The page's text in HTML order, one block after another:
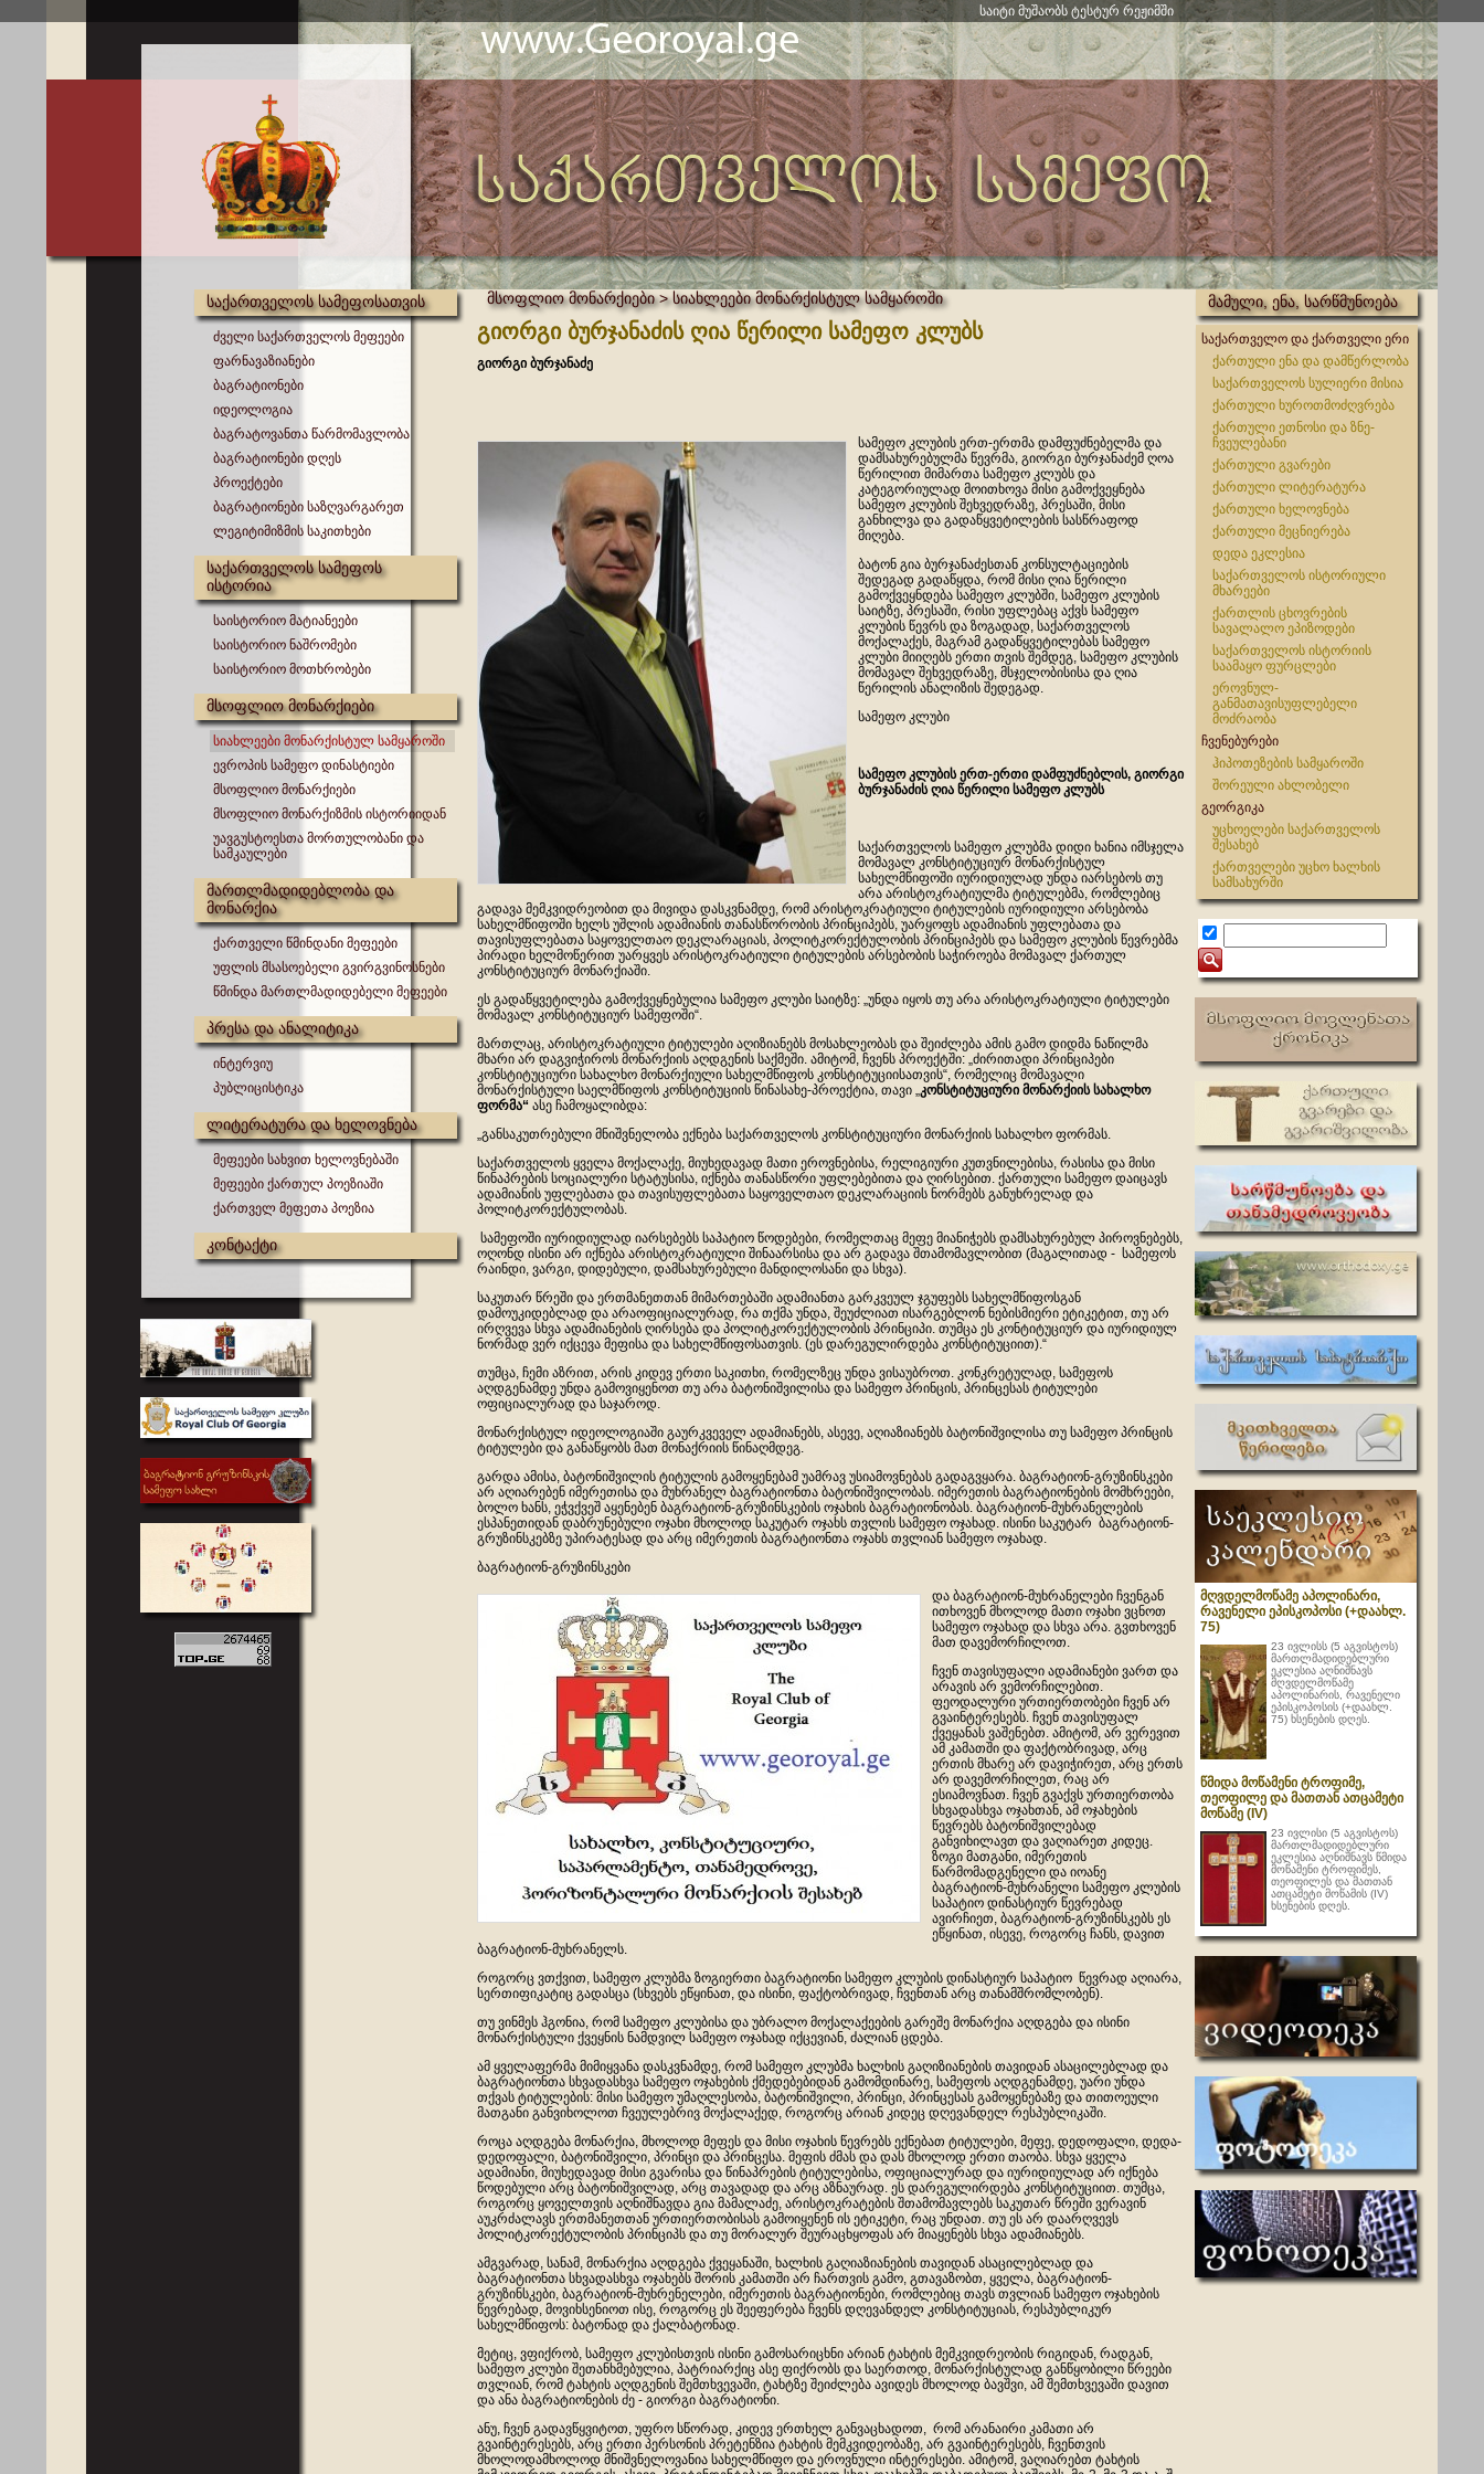
საიტი მუშაობს ტესტურ რეჟიმში
საქართველოს სამეფოსათვის
ძველი საქართველოს მეფეები
ფარნავაზიანები
ბაგრატიონები
იდეოლოგია
ბაგრატოვანთა წარმომავლობა
ბაგრატიონები დღეს
პროექტები
ბაგრატიონები საზღვარგარეთ
ლეგიტიმიზმის საკითხები
საქართველოს სამეფოს
ისტორია
საისტორიო მატიანეები
საისტორიო ნაშრომები
საისტორიო მოთხრობები
მსოფლიო მონარქიები
სიახლეები მონარქისტულ სამყაროში
ევროპის სამეფო დინასტიები
მსოფლიო მონარქიები
მსოფლიო მონარქიზმის ისტორიიდან
უავგუსტოესთა მორთულობანი და
სამკაულები
მართლმადიდებლობა და
მონარქია
ქართველი წმინდანი მეფეები
უფლის მსასოებელი გვირგვინოსნები
წმინდა მართლმადიდებელი მეფეები
პრესა და ანალიტიკა
ინტერვიუ
პუბლიცისტიკა
ლიტერატურა და ხელოვნება
მეფეები სახვით ხელოვნებაში
მეფეები ქართულ პოეზიაში
ქართველ მეფეთა პოეზია
კონტაქტი
მსოფლიო მონარქიები > სიახლეები მონარქისტულ სამყაროში
გიორგი ბურჯანაძის ღია წერილი სამეფო კლუბს
გიორგი ბურჯანაძე
სამეფო კლუბის ერთ-ერთმა დამფუძნებელმა და
დამსახურებულმა წევრმა, გიორგი ბურჯანაძემ ღოა
წერილით მიმართა სამეფო კლუბს და
კატეგორიულად მოითხოვა მისი გამოქვეყნება
სამეფო კლუბის შეხვედრაზე, პრესაში, მისი
განხილვა და გადაწყვეტილების სასწრაფოდ
მიღება.
ბატონ გია ბურჯანაძესთან კონსულტაციების
შედეგად გადაწყდა, რომ მისი ღია წერილი
გამოქვეყნდება სამეფო კლუბში, სამეფო კლუბის
საიტზე, პრესაში, რისი უფლებაც აქვს სამეფო
კლუბის წევრს და ზოგადად, საქართველოს
მოქალაქეს, მაგრამ გადაწყვეტილებას სამეფო
კლუბი მიიღებს ერთი თვის შემდეგ, სამეფო კლუბის
მომავალ შეხვედრაზე, მსჯელობისისა და ღია
წერილის ანალიზის შედეგად.
სამეფო კლუბი
სამეფო კლუბის ერთ-ერთი დამფუძნებლის, გიორგი
ბურჯანაძის ღია წერილი სამეფო კლუბს
საქართველოს სამეფო კლუბმა დიდი ხანია იმსჯელა
მომავალ კონსტიტუციურ მონარქისტულ
სახელმწიფოში იურიდიულად უნდა იარსებოს თუ
არა არისტოკრატიულმა ტიტულებმა, რომლებიც
გადავა მემკვიდრეობით და მივიდა დასკვნამდე, რომ არისტოკრატიული ტიტულების იურიდიული არსებობა
სახელმწიფოში ხელს უშლის ადამიანის თანასწორობის პრინციპებს, უარყოფს ადამიანის უფლებათა და
თავისუფლებათა საყოველთაო დეკლარაციას, პოლიტკორექტულობის პრინციპებს და სამეფო კლუბის წევრებმა
პირადი ხელმოწერით უარყვეს არისტოკრატიული ტიტულების არსებობის საჭიროება მომავალ ქართულ
კონსტიტუციურ მონარქიაში.
ეს გადაწყვეტილება გამოქვეყნებულია სამეფო კლუბი საიტზე: „უნდა იყოს თუ არა არისტოკრატიული ტიტულები
მომავალ კონსტიტუციურ სამეფოში“.
მართლაც, არისტოკრატიული ტიტულები აღიზიანებს მოსახლეობას და შეიძლება ამის გამო დიდმა ნაწილმა
მხარი არ დაგვიჭიროს მონარქიის აღდგენის საქმეში. ამიტომ, ჩვენს პროექტში: „ძირითადი პრინციპები
კონსტიტუციური სახალხო მონარქიული სახელმწიფოს კონსტიტუციისათვის“, რომელიც მომავალი
მონარქისტული საელმწიფოს კონსტიტუციის წინასახე-პროექტია, თავი „კონსტიტუციური მონარქიის სახალხო
ფორმა“ ასე ჩამოყალიბდა:
„განსაკუთრებული მნიშვნელობა ექნება საქართველოს კონსტიტუციური მონარქიის სახალხო ფორმას.
საქართველოს ყველა მოქალაქე, მიუხედავად მათი ეროვნებისა, რელიგიური კუთვნილებისა, რასისა და მისი
წინაპრების სოციალური სტატუსისა, იქნება თანასწორი უფლებებითა და ღირსებით. ქართული სამეფო დაიცავს
ადამიანის უფლებათა და თავისუფლებათა საყოველთაო დეკლარაციის ნორმებს განუხრელად და
პოლიტკორექტულობას.
სამეფოში იურიდიულად იარსებებს საპატიო წოდებები, რომელთაც მეფე მიანიჭებს დამსახურებულ პიროვნებებს,
ოღონდ ისინი არ იქნება არისტოკრატიული შინაარსისა და არ გადავა შთამომავლობით (მაგალითად - სამეფოს
რაინდი, ვარგი, დიდებული, დამსახურებული მანდილოსანი და სხვა).
საკუთარ წრეში და ერთმანეთთან მიმართებაში ადამიანთა გარკვეულ ჯგუფებს სახელმწიფოსგან
დამოუკიდებლად და არაოფიციალურად, რა თქმა უნდა, შეუძლიათ ისარგებლონ ნებისმიერი ეტიკეტით, თუ არ
ირღვევა სხვა ადამიანების ღირსება და პოლიტკორექტულობის პრინციპი. თუმცა ეს კონტიტუციურ და იურიდიულ
ნორმად ვერ იქცევა მეფისა და სახელმწიფოსათვის. (ეს დარეგულირდება კონსტიტუციით).“
თუმცა, ჩემი აზრით, არის კიდევ ერთი საკითხი, რომელზეც უნდა ვისაუბროთ. კონკრეტულად, სამეფოს
აღდგენამდე უნდა გამოვიყენოთ თუ არა ბატონიშვილისა და სამეფო პრინცის, პრინცესას ტიტულები
ოფიციალურად და საჯაროდ.
მონარქისტულ იდეოლოგიაში გაურკვეველ ადამიანებს, ასევე, აღიაზიანებს ბატონიშვილისა თუ სამეფო პრინცის
ტიტულები და განაწყობს მათ მონაქრიის წინაღმდეგ.
გარდა ამისა, ბატონიშვილის ტიტულის გამოყენებამ უამრავ უსიამოვნებას გადაგვყარა. ბაგრატიონ-გრუზინსკები
არ აღიარებენ იმერეთისა და მუხრანელ ბაგრატიონთა ბატონიშვილობას. იმერეთის ბაგრატიონების მომხრეები,
ბოლო ხანს, ეჭვქვეშ აყენებენ ბაგრატიონ-გრუზინსკების ოჯახის ბაგრატიონობას. ბაგრატიონ-მუხრანელების
ესპანეთიდან დაბრუნებული ოჯახი მხოლოდ საკუტარ ოჯახს თვლის სამეფო ოჯახად. ისინი საკუტარ ბაგრატიონ-
გრუზინსკებზე უპირატესად და არც იმერეთის ბაგრატიონთა ოჯახს თვლიან სამეფო ოჯახად.
ბაგრატიონ-გრუზინსკები
და ბაგრატიონ-მუხრანელები ჩვენგან
ითხოვენ მხოლოდ მათი ოჯახი ვცნოთ
სამეფო ოჯახად და სხვა არა. გვთხოვენ
მათ დავემორჩილოთ.
ჩვენ თავისუფალი ადამიანები ვართ და
არავის არ ვემორჩილებით.
ფეოდალური ურთიერთობები ჩვენ არ
გვაინტერესებს. ჩვენ თავისუფალ
ქვეყანას ვაშენებთ. ამიტომ, არ ვერევით
ამ კამათში და ფაქტობრივად, არც
ერთის მხარე არ დავიჭირეთ, არც ერთს
არ დავემორჩილეთ, რაც არ
ესიამოვნათ. ჩვენ გვაქვს ურთიერთობა
სხვადასხვა ოჯახთან, ამ ოჯახების
წევრებს ბატონიშვილებად
განვიხილავთ და ვაღიარეთ კიდეც.
ზოგი მათგანი, იმერეთის
წარმომადგენელი და იოანე
ბაგრატიონ-მუხრანელი სამეფო კლუბის
საპატიო დინასტიურ წევრებად
ავირჩიეთ, ბაგრატიონ-გრუზინსკებს ეს
ეწყინათ, ისევე, როგორც ჩანს, დავით
ბაგრატიონ-მუხრანელს.
როგორც ვთქვით, სამეფო კლუბმა ზოგიერთი ბაგრატიონი სამეფო კლუბის დინასტიურ საპატიო წევრად აღიარა,
სერთიფიკატიც გადასცა (სხვებს ეწყინათ, და ისინი, ფაქტობრივად, ჩვენთან არც თანამშრომლობენ).
თუ ვინმეს ჰგონია, რომ სამეფო კლუბისა და უბრალო მოქალაქეების გარეშე მონარქია აღდგება და ისინი
მონარქისტული ქვეყნის ნამდვილ სამეფო ოჯახად იქცევიან, ძალიან ცდება.
ამ ყველაფერმა მიმიყვანა დასკვნამდე, რომ სამეფო კლუბმა ხალხის გაღიზიანების თავიდან ასაცილებლად და
ბაგრატიონთა სხვადასხვა სამეფო ოჯახების ქმედებებიდან გამომდინარე, სამეფოს აღდგენამდე, უარი უნდა
თქვას ტიტულების: მისი სამეფო უმაღლესობა, ბატონიშვილი, პრინცი, პრინცესას გამოყენებაზე და თითოეული
მათგანი განვიხოლოთ ჩვეულებრივ მოქალაქედ, როგორც არიან კიდეც დღევანდელ რესპუბლიკაში.
როცა აღდგება მონარქია, მხოლოდ მეფეს და მისი ოჯახის წევრებს ექნებათ ტიტულები, მეფე, დედოფალი, დედა-
დედოფალი, ბატონიშვილი, პრინცი და პრინცესა. მეფის ძმას და დას მხოლოდ ერთი თაობა. სხვა ყველა
ადამიანი, მიუხედავად მისი გვარისა და წინაპრების ტიტულებისა, ოფიციალურად და იურიდიულად არ იქნება
წოდებული არც ბატონიშვილად, არც თავადად და არც აზნაურად. ეს დარეგულირდება კონსტიტუციით. თუმცა,
როგორც ყოველთვის აღნიშნავდა გია მამალაძე, არისტოკრატების შთამომავლებს საკუთარ წრეში ვერავინ
აუკრძალავს ერთმანეთთან ურთიერთობისას გამოიყენენ ის ეტიკეტი, რაც უნდათ. თუ ეს არ დაარღვევს
პოლიტკორექტულობის პრინციპს და თუ მორალურ შეურაცხყოფას არ მიაყენებს სხვა ადამიანებს.
ამგვარად, სანამ, მონარქია აღდგება ქვეყანაში, ხალხის გაღიაზიანების თავიდან ასაცილებლად და
ბაგრატიონთა სხვადასხვა ოჯახებს შორის კამათში არ ჩართვის გამო, გთავაზობთ, ყველა, ბაგრატიონ-
გრუზინსკები, ბაგრატიონ-მუხრენელები, იმერეთის ბაგრატიონები, რომლებიც თავს თვლიან სამეფო ოჯახების
წევრებად, მოვიხსენიოთ ისე, როგორც ეს შეეფერება ჩვენს დღევანდელ კონსტიტუციას, რესპუბლიკურ
სახელმწიფოს: ბატონად და ქალბატონად.
მეტიც, ვფიქრობ, სამეფო კლუბისთვის ისინი გამოსარიცხნი არიან ტახტის მემკვიდრეობის რიგიდან, რადგან,
სამეფო კლუბი შეთანხმებულია, პატრიარქიც ასე ფიქრობს და საერთოდ, მონარქისტულად განწყობილი წრეები
თვლიან, რომ ტახტის აღდგენის შემთხვევაში, ტახტზე შეიძლება ავიდეს მხოლოდ ბავშვი, ამ შემთხვევაში დავით
და ანა ბაგრატიონების ძე - გიორგი ბაგრატიონი.
ანუ, ჩვენ გადავწყვიტოთ, უფრო სწორად, კიდევ ერთხელ განვაცხადოთ, რომ არანაირი კამათი არ
გვაინტერესებს, არც ერთი პერსონის პრეტენზია ტახტის მემკვიდეობაზე, არ გვაინტერესებს, ჩვენთვის
მხოლოდამხოლოდ მნიშვნელოვანია სახელმწიფო და ეროვნული ინტერესები. ამიტომ, ვაღიარებთ ტახტის
მამული, ენა, სარწმუნოება
საქართველო და ქართველი ერი
ქართული ენა და დამწერლობა
საქართველოს სულიერი მისია
ქართული ხუროთმოძღვრება
ქართული ეთნოსი და ზნე-
ჩვეულებანი
ქართული გვარები
ქართული ლიტერატურა
ქართული ხელოვნება
ქართული მეცნიერება
დედა ეკლესია
საქართველოს ისტორიული
მხარეები
ქართლის ცხოვრების
სავალალო ეპიზოდები
საქართველოს ისტორიის
საამაყო ფურცლები
ეროვნულ-
განმათავისუფლებელი
მოძრაობა
ჩვენებურები
ჰიპოთეზების სამყაროში
შორეული ახლობელი
გეორგიკა
უცხოელები საქართველოს
შესახებ
ქართველები უცხო ხალხის
სამსახურში
მღვდელმოწამე აპოლინარი,
რავენელი ეპისკოპოსი (+დაახლ.
75)
23 ივლისს (5 აგვისტოს)
მართლმადიდებლური
ეკლესია აღნიშნავს
მღვდელმოწამე
აპოლინარის, რავენელი
ეპისკოპოსის (+დაახლ.
75) ხსენების დღეს.
წმიდა მოწამენი ტროფიმე,
თეოფილე და მათთან ათცამეტი
მოწამე (IV)
23 ივლისი (5 აგვისტოს)
მართლმადიდებლური
ეკლესია აღნიშნავს წმიდა
მოწამენი ტროფიმეს,
თეოფილეს და მათთან
ათცამეტი მოწამის (IV)
ხსენების დღეს.